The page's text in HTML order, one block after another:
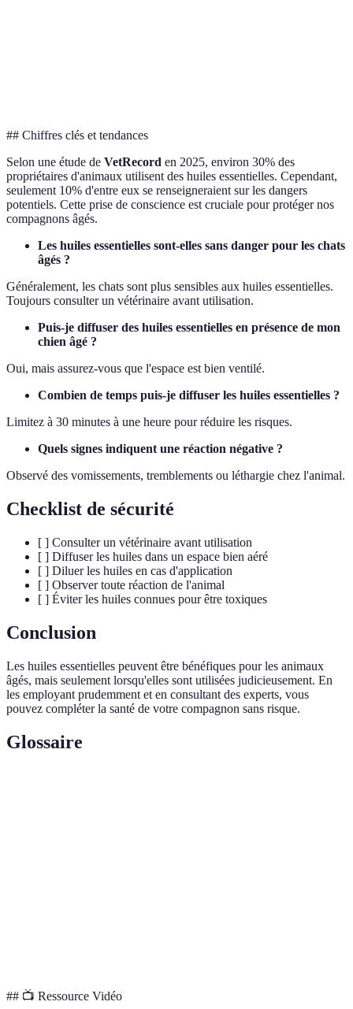
## Chiffres clés et tendances
Selon une étude de VetRecord en 2025, environ 30% des
propriétaires d'animaux utilisent des huiles essentielles. Cependant,
seulement 10% d'entre eux se renseigneraient sur les dangers
potentiels. Cette prise de conscience est cruciale pour protéger nos
compagnons âgés.
Les huiles essentielles sont-elles sans danger pour les chats
âgés ?
Généralement, les chats sont plus sensibles aux huiles essentielles.
Toujours consulter un vétérinaire avant utilisation.
Puis-je diffuser des huiles essentielles en présence de mon
chien âgé ?
Oui, mais assurez-vous que l'espace est bien ventilé.
Combien de temps puis-je diffuser les huiles essentielles ?
Limitez à 30 minutes à une heure pour réduire les risques.
Quels signes indiquent une réaction négative ?
Observé des vomissements, tremblements ou léthargie chez l'animal.
Checklist de sécurité
[ ] Consulter un vétérinaire avant utilisation
[ ] Diffuser les huiles dans un espace bien aéré
[ ] Diluer les huiles en cas d'application
[ ] Observer toute réaction de l'animal
[ ] Éviter les huiles connues pour être toxiques
Conclusion
Les huiles essentielles peuvent être bénéfiques pour les animaux
âgés, mais seulement lorsqu'elles sont utilisées judicieusement. En
les employant prudemment et en consultant des experts, vous
pouvez compléter la santé de votre compagnon sans risque.
Glossaire
## 📺 Ressource Vidéo